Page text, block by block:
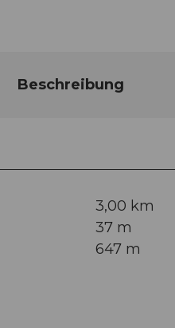
Beschreibung
3,00 km
37 m
647 m